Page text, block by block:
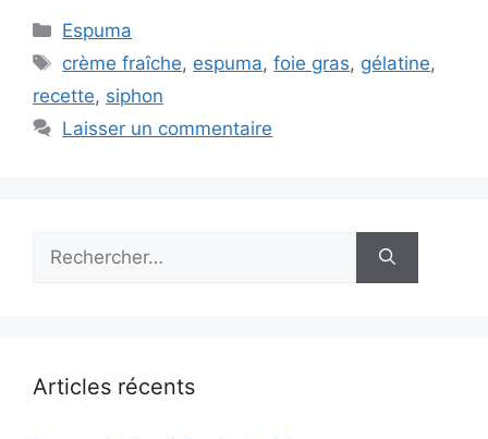
Catégories
Espuma
Étiquettes
crème fraîche, espuma,foie gras, gélatine,
recette, siphon
Laisser un commentaire
Articles récents